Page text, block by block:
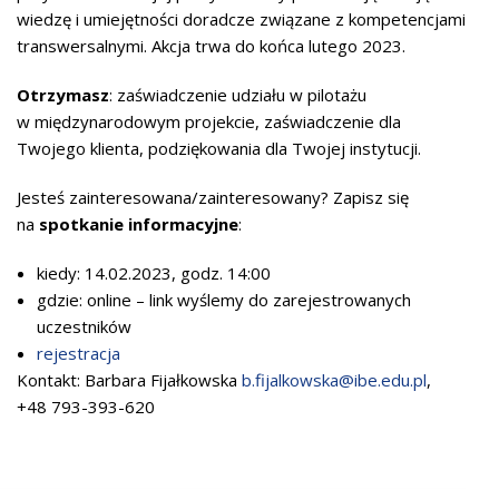
wiedzę i umiejętności doradcze związane z kompetencjami
transwersalnymi. Akcja trwa do końca lutego 2023.
Otrzymasz: zaświadczenie udziału w pilotażu
w międzynarodowym projekcie, zaświadczenie dla
Twojego klienta, podziękowania dla Twojej instytucji.
Jesteś zainteresowana/zainteresowany? Zapisz się
na spotkanie informacyjne:
kiedy: 14.02.2023, godz. 14:00
gdzie: online – link wyślemy do zarejestrowanych
uczestników
rejestracja
Kontakt: Barbara Fijałkowska b.fijalkowska@ibe.edu.pl,
+48 793-393-620